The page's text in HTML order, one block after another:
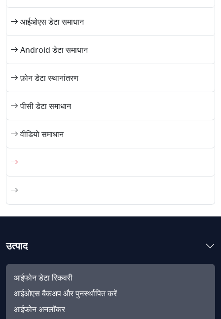
आईओएस डेटा समाधान
Android डेटा समाधान
फ़ोन डेटा स्थानांतरण
पीसी डेटा समाधान
वीडियो समाधान
उत्पाद
आईफोन डेटा रिकवरी
आईओएस बैकअप और पुनर्स्थापित करें
आईफोन अनलॉकर
日本
Español
Português
Dansk
Ελληνικά
Türk
Română
Polskie
қазақ